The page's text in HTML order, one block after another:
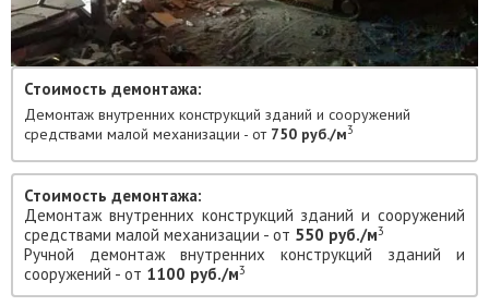
Стоимость демонтажа:
Демонтаж внутренних конструкций зданий и сооружений
средствами малой механизации - от 750 руб./м3
Стоимость демонтажа:
Демонтаж внутренних конструкций зданий и сооружений
средствами малой механизации - от 550 руб./м3
Ручной демонтаж внутренних конструкций зданий и
сооружений - от 1100 руб./м3